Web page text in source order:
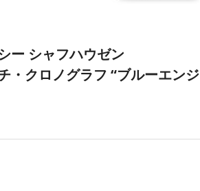
ー シャフハウゼン
・クロノグラフ “ブルーエン